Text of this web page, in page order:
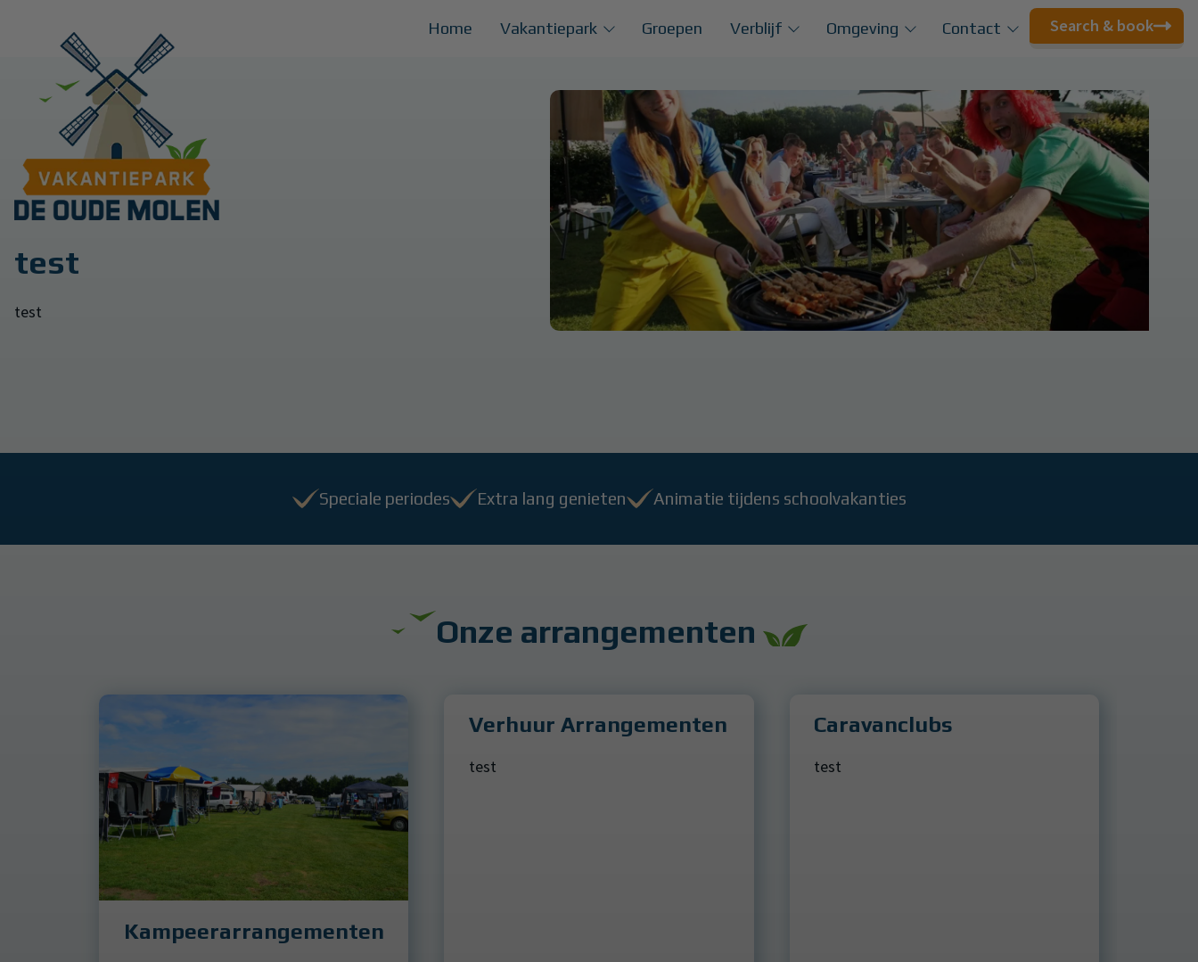
Home Vakantiepark
Park Map
Groepen Verblijf
Kamperen
Kampeerarrangementen
Verhuuraccommodaties
Groepsaccommodaties
Seizoenplaatsen
Omgeving
Vierdaagse
Activiteitenagenda
Musea
Natuur
Contact
Openingstijden
Veelgestelde vragen
Search & book
test
test
Speciale periodes Extra lang genieten Animatie tijdens schoolvakanties
Onze arrangementen
Kampeerarrangementen
Verhuur Arrangementen
test
Caravanclubs
test